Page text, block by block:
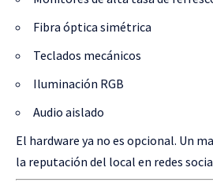
Fibra óptica simétrica
Teclados mecánicos
Iluminación RGB
Audio aislado
El hardware ya no es opcional. Un
la reputación del local en redes